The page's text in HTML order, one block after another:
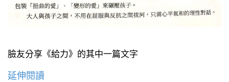
臉友分享《給力》的其中一篇文字
延伸閱讀